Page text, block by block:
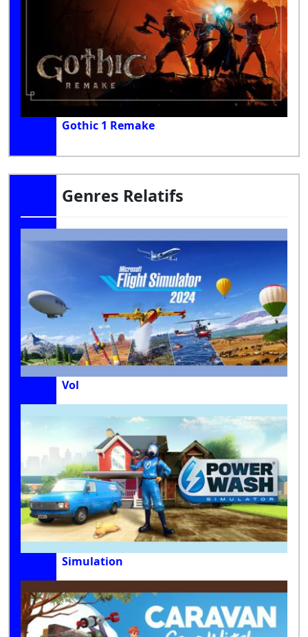
Gothic 1 Remake
Genres Relatifs
Vol
Simulation